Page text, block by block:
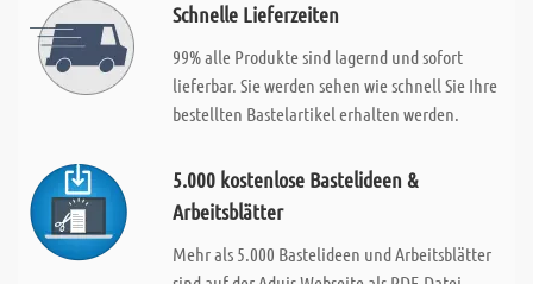
Schnelle Lieferzeiten
99% alle Produkte sind lagernd und sofort
lieferbar. Sie werden sehen wie schnell Sie Ihre
bestellten Bastelartikel erhalten werden.
5.000 kostenlose Bastelideen &
Arbeitsblätter
Mehr als 5.000 Bastelideen und Arbeitsblätter